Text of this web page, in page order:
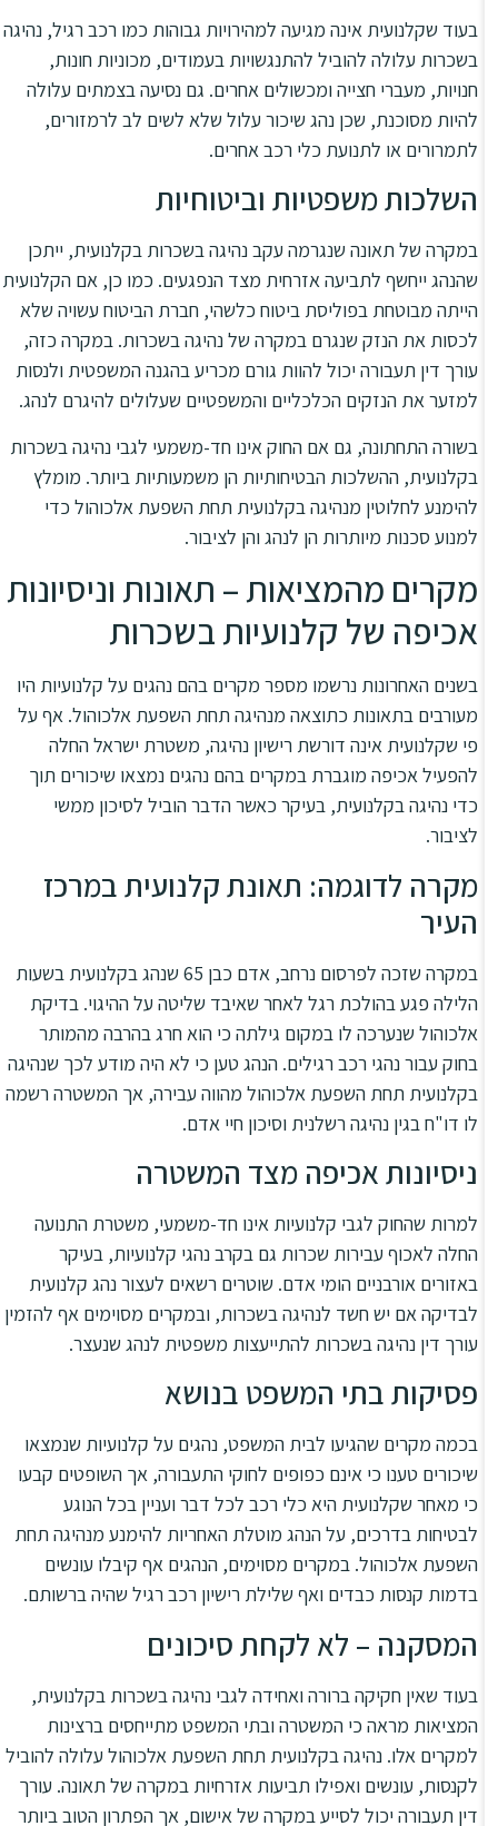
בעוד שקלנועית אינה מגיעה למהירויות גבוהות כמו רכב רגיל, נהיגה
בשכרות עלולה להוביל להתנגשויות בעמודים, מכוניות חונות,
חנויות, מעברי חצייה ומכשולים אחרים. גם נסיעה בצמתים עלולה
להיות מסוכנת, שכן נהג שיכור עלול שלא לשים לב לרמזורים,
לתמרורים או לתנועת כלי רכב אחרים.
השלכות משפטיות וביטוחיות
במקרה של תאונה שנגרמה עקב נהיגה בשכרות בקלנועית, ייתכן
שהנהג ייחשף לתביעה אזרחית מצד הנפגעים. כמו כן, אם הקלנועית
הייתה מבוטחת בפוליסת ביטוח כלשהי, חברת הביטוח עשויה שלא
לכסות את הנזק שנגרם במקרה של נהיגה בשכרות. במקרה כזה,
עורך דין תעבורה יכול להוות גורם מכריע בהגנה המשפטית ולנסות
למזער את הנזקים הכלכליים והמשפטיים שעלולים להיגרם לנהג.
בשורה התחתונה, גם אם החוק אינו חד-משמעי לגבי נהיגה בשכרות
בקלנועית, ההשלכות הבטיחותיות הן משמעותיות ביותר. מומלץ
להימנע לחלוטין מנהיגה בקלנועית תחת השפעת אלכוהול כדי
למנוע סכנות מיותרות הן לנהג והן לציבור.
מקרים מהמציאות – תאונות וניסיונות
אכיפה של קלנועיות בשכרות
בשנים האחרונות נרשמו מספר מקרים בהם נהגים על קלנועיות היו
מעורבים בתאונות כתוצאה מנהיגה תחת השפעת אלכוהול. אף על
פי שקלנועית אינה דורשת רישיון נהיגה, משטרת ישראל החלה
להפעיל אכיפה מוגברת במקרים בהם נהגים נמצאו שיכורים תוך
כדי נהיגה בקלנועית, בעיקר כאשר הדבר הוביל לסיכון ממשי
לציבור.
מקרה לדוגמה: תאונת קלנועית במרכז
העיר
במקרה שזכה לפרסום נרחב, אדם כבן 65 שנהג בקלנועית בשעות
הלילה פגע בהולכת רגל לאחר שאיבד שליטה על ההיגוי. בדיקת
אלכוהול שנערכה לו במקום גילתה כי הוא חרג בהרבה מהמותר
בחוק עבור נהגי רכב רגילים. הנהג טען כי לא היה מודע לכך שנהיגה
בקלנועית תחת השפעת אלכוהול מהווה עבירה, אך המשטרה רשמה
לו דו"ח בגין נהיגה רשלנית וסיכון חיי אדם.
ניסיונות אכיפה מצד המשטרה
למרות שהחוק לגבי קלנועיות אינו חד-משמעי, משטרת התנועה
החלה לאכוף עבירות שכרות גם בקרב נהגי קלנועיות, בעיקר
באזורים אורבניים הומי אדם. שוטרים רשאים לעצור נהג קלנועית
לבדיקה אם יש חשד לנהיגה בשכרות, ובמקרים מסוימים אף להזמין
עורך דין נהיגה בשכרות להתייעצות משפטית לנהג שנעצר.
פסיקות בתי המשפט בנושא
בכמה מקרים שהגיעו לבית המשפט, נהגים על קלנועיות שנמצאו
שיכורים טענו כי אינם כפופים לחוקי התעבורה, אך השופטים קבעו
כי מאחר שקלנועית היא כלי רכב לכל דבר ועניין בכל הנוגע
לבטיחות בדרכים, על הנהג מוטלת האחריות להימנע מנהיגה תחת
השפעת אלכוהול. במקרים מסוימים, הנהגים אף קיבלו עונשים
בדמות קנסות כבדים ואף שלילת רישיון רכב רגיל שהיה ברשותם.
המסקנה – לא לקחת סיכונים
בעוד שאין חקיקה ברורה ואחידה לגבי נהיגה בשכרות בקלנועית,
המציאות מראה כי המשטרה ובתי המשפט מתייחסים ברצינות
למקרים אלו. נהיגה בקלנועית תחת השפעת אלכוהול עלולה להוביל
לקנסות, עונשים ואפילו תביעות אזרחיות במקרה של תאונה. עורך
דין תעבורה יכול לסייע במקרה של אישום, אך הפתרון הטוב ביותר